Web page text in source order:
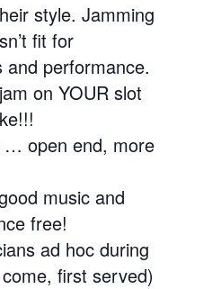
style. Jamming
fit for
and performance.
on YOUR slot
… open end, more
music and
free!
ad hoc during
first served)